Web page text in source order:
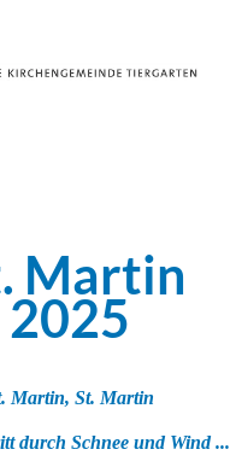
Martin
2025
Martin, St. Martin
durch Schnee und Wind ...